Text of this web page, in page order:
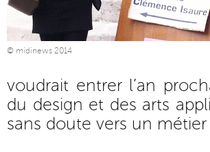
© midinews 2014
voudrait entrer l’an
du design et des arts
sans doute vers un